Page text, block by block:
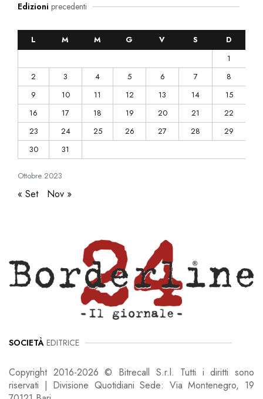
Edizioni precedenti
Ottobre 2023
L M M G V S
D
1
2
3 4 5 6 7
8
9
10 11 12 13 14
15
16
17 18 19 20 21
22
23
24 25 26 27 28
29
30
31
« Set Nov »
SOCIETÀ EDITRICE
Copyright 2016-2026 © Bitrecall S.r.l. Tutti i diritti sono
riservati | Divisione Quotidiani Sede: Via Montenegro, 19